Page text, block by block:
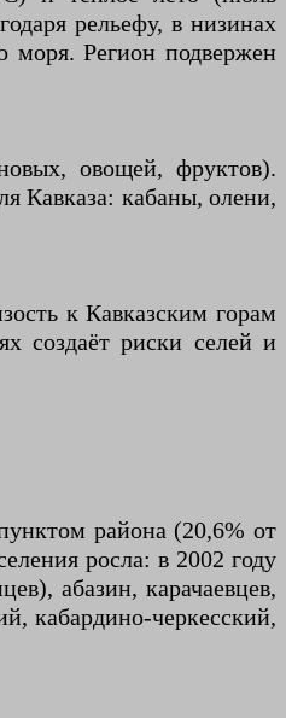
рельефу, в низинах
моря. Регион подвержен
овощей, фруктов).
Кавказа: кабаны, олени,
к Кавказским горам
создаёт риски селей и
района (20,6% от
росла: в 2002 году
абазин, карачаевцев,
кабардино-черкесский,